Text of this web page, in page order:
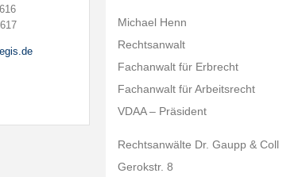
Michael Henn
Rechtsanwalt
Fachanwalt für Erbrecht
Fachanwalt für Arbeitsrecht
VDAA – Präsident
Rechtsanwälte Dr. Gaupp & Coll
Gerokstr. 8